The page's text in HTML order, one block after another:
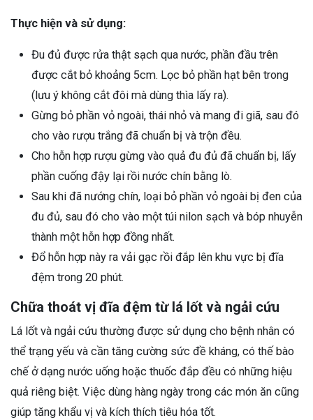
Thực hiện và sử dụng:
Đu đủ được rửa thật sạch qua nước, phần đầu trên
được cắt bỏ khoảng 5cm. Lọc bỏ phần hạt bên trong
(lưu ý không cắt đôi mà dùng thìa lấy ra).
Gừng bỏ phần vỏ ngoài, thái nhỏ và mang đi giã, sau đó
cho vào rượu trắng đã chuẩn bị và trộn đều.
Cho hỗn hợp rượu gừng vào quả đu đủ đã chuẩn bị, lấy
phần cuống đậy lại rồi nước chín bằng lò.
Sau khi đã nướng chín, loại bỏ phần vỏ ngoài bị đen của
đu đủ, sau đó cho vào một túi nilon sạch và bóp nhuyễn
thành một hỗn hợp đồng nhất.
Đổ hỗn hợp này ra vải gạc rồi đắp lên khu vực bị đĩa
đệm trong 20 phút.
Chữa thoát vị đĩa đệm từ lá lốt và ngải cứu
Lá lốt và ngải cứu thường được sử dụng cho bệnh nhân có
thể trạng yếu và cần tăng cường sức đề kháng, có thế bào
chế ở dạng nước uống hoặc thuốc đắp đều có những hiệu
quả riêng biệt. Việc dùng hàng ngày trong các món ăn cũng
giúp tăng khẩu vị và kích thích tiêu hóa tốt.